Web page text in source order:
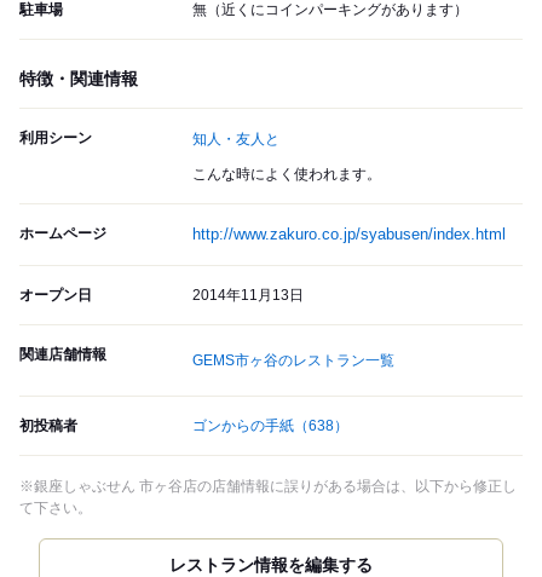
駐車場 無（近くにコインパーキングがあります）
特徴・関連情報
利用シーン 知人・友人と
こんな時によく使われます。
ホームページ http://www.zakuro.co.jp/syabusen/index.html
オープン日 2014年11月13日
関連店舗情報 GEMS市ヶ谷のレストラン一覧
初投稿者 ゴンからの手紙 （638）
※銀座しゃぶせん 市ヶ谷店の店舗情報に誤りがある場合は、以下から修正し
て下さい。
レストラン情報を編集する